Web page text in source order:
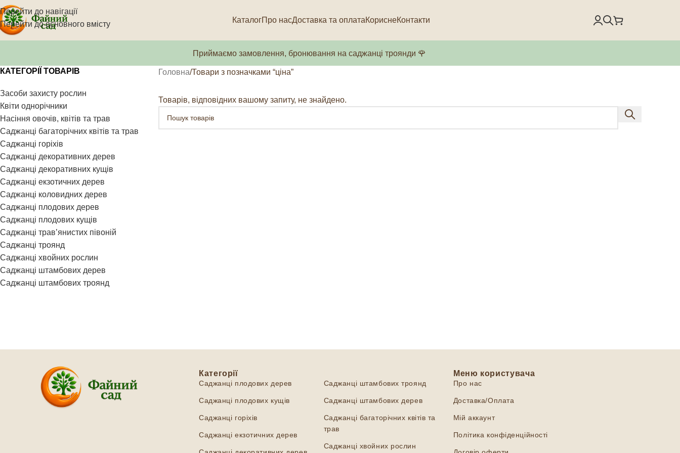
Перейти до навігації
Перейти до основного вмісту
КаталогПро насДоставка та оплатаКориснеКонтакти
Приймаємо замовлення, бронювання на саджанці троянди 🌹
КАТЕГОРІЇ ТОВАРІВ
Засоби захисту рослин
Квіти однорічники
Насіння овочів, квітів та трав
Саджанці багаторічних квітів та трав
Саджанці горіхів
Саджанці декоративних дерев
Саджанці декоративних кущів
Саджанці екзотичних дерев
Саджанці коловидних дерев
Саджанці плодових дерев
Саджанці плодових кущів
Саджанці трав’янистих півоній
Саджанці троянд
Саджанці хвойних рослин
Саджанці штамбових дерев
Саджанці штамбових троянд
Головна Товари з позначками “ціна”
Товарів, відповідних вашому запиту, не знайдено.
Категорії
Саджанці плодових дерев
Саджанці плодових кущів
Саджанці горіхів
Саджанці екзотичних дерев
Саджанці штамбових троянд
Саджанці штамбових дерев
Саджанці багаторічних квітів та
трав
Саджанці хвойних рослин
Меню користувача
Про нас
Доставка/Оплата
Мій аккаунт
Політика конфіденційності